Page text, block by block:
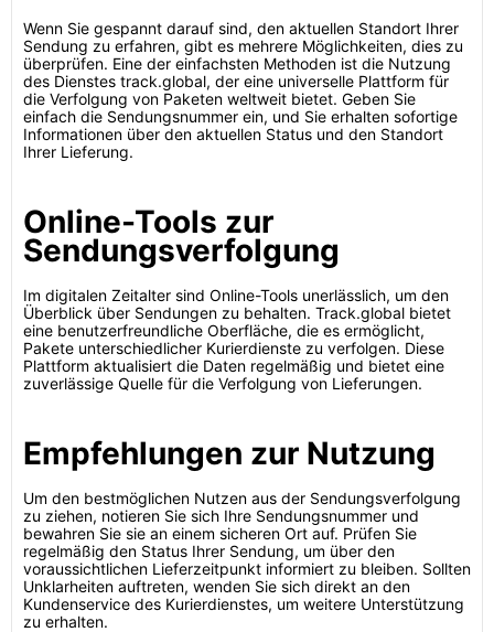
Wenn Sie gespannt darauf sind, den aktuellen Standort Ihrer
Sendung zu erfahren, gibt es mehrere Möglichkeiten, dies zu
überprüfen. Eine der einfachsten Methoden ist die Nutzung
des Dienstes track.global, der eine universelle Plattform für
die Verfolgung von Paketen weltweit bietet. Geben Sie
einfach die Sendungsnummer ein, und Sie erhalten sofortige
Informationen über den aktuellen Status und den Standort
Ihrer Lieferung.
Online-Tools zur
Sendungsverfolgung
Im digitalen Zeitalter sind Online-Tools unerlässlich, um den
Überblick über Sendungen zu behalten. Track.global bietet
eine benutzerfreundliche Oberfläche, die es ermöglicht,
Pakete unterschiedlicher Kurierdienste zu verfolgen. Diese
Plattform aktualisiert die Daten regelmäßig und bietet eine
zuverlässige Quelle für die Verfolgung von Lieferungen.
Empfehlungen zur Nutzung
Um den bestmöglichen Nutzen aus der Sendungsverfolgung
zu ziehen, notieren Sie sich Ihre Sendungsnummer und
bewahren Sie sie an einem sicheren Ort auf. Prüfen Sie
regelmäßig den Status Ihrer Sendung, um über den
voraussichtlichen Lieferzeitpunkt informiert zu bleiben. Sollten
Unklarheiten auftreten, wenden Sie sich direkt an den
Kundenservice des Kurierdienstes, um weitere Unterstützung
zu erhalten.